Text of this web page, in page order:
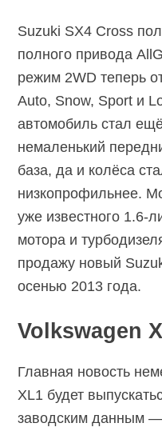
Suzuki SX4 Cross
полного привода
режим 2WD теперь
Auto, Snow, Sport и
автомобиль стал
немаленький
база, да и колёса
низкопрофильнее.
уже известного 1.6-
мотора и
продажу новый
осенью 2013 года.
Volkswagen
Главная новость
XL1 будет
заводским данным